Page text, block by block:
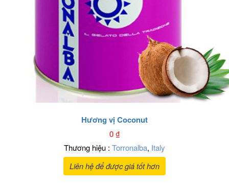
Hương vị Coconut
0₫
Thương hiệu : Torronalba, Italy
Liên hệ để được giá tốt hơn